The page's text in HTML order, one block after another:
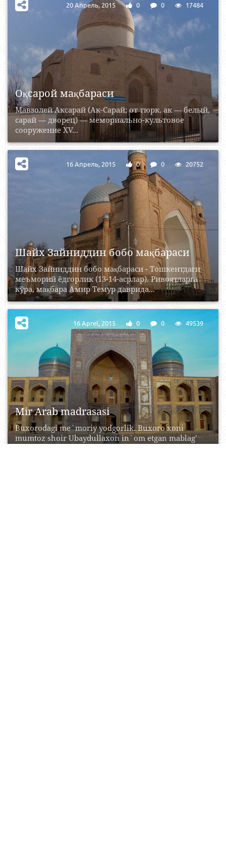
Оқсарой мақбараси
Мавзолей Аксарай (Ак-Сарай; от тюрк. ак — белый,
сарай — дворец) — мемориально-культовое
сооружение XV...
20 Апрель, 2015 0 0 17484
Шайх Зайниддин бобо мақбараси
Шайх Зайниддин бобо мақбараси - Тошкентдаги
меъморий ёдгорлик (13-14-асрлар). Ривоятларга
кўра, мақбара Амир Темур даврида...
16 Апрель, 2015 0 0 20752
Mir Arab madrasasi
Buxorodagi me`moriy yodgorlik. Buxoro xoni
mumtoz shoir Ubaydullaxon in`om etgan mablag’
16 Aprel, 2015 0 0 49539